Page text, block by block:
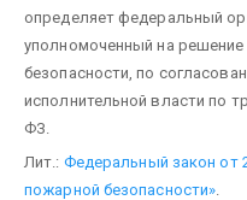
определяет федеральный
уполномоченный на
безопасности, по
исполнительной власти по
ФЗ.
Лит.: Федеральный закон от
пожарной безопасности».